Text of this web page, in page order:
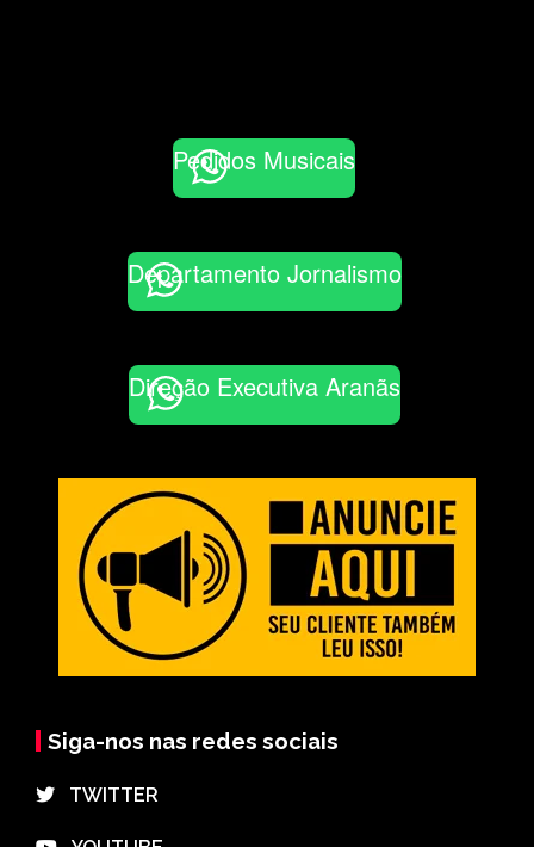
Pedidos Musicais
Departamento Jornalismo
Direção Executiva Aranãs
Siga-nos nas redes sociais
⠀TWITTER